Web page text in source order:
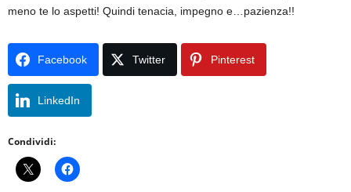
meno te lo aspetti! Quindi tenacia, impegno e…pazienza!!
Facebook Twitter Pinterest
LinkedIn
Condividi: